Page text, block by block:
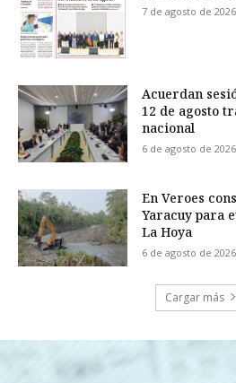
7 de agosto de 2026
Acuerdan
12 de agosto
nacional
6 de agosto de 2026
En Veroes
Yaracuy para
La Hoya
6 de agosto de 2026
Cargar más